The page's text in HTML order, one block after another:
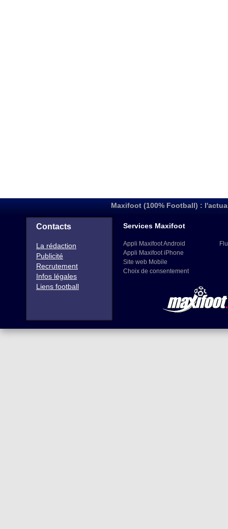
Maxifoot (100% Football) :
Contacts
La rédaction
Publicité
Recrutement
Infos légales
Liens football
Services Maxifoot
Appli Maxifoot Android
Appli Maxifoot iPhone
Site web Mobile
Choix de consentement